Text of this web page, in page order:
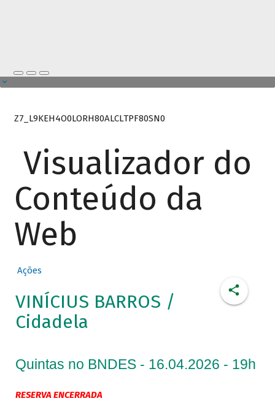
Z7_L9KEH4O0LORH80ALCLTPF80SN0
Visualizador do
Conteúdo da
Web
Ações
VINÍCIUS BARROS /
Cidadela
Quintas no BNDES - 16.04.2026 - 19h
RESERVA ENCERRADA